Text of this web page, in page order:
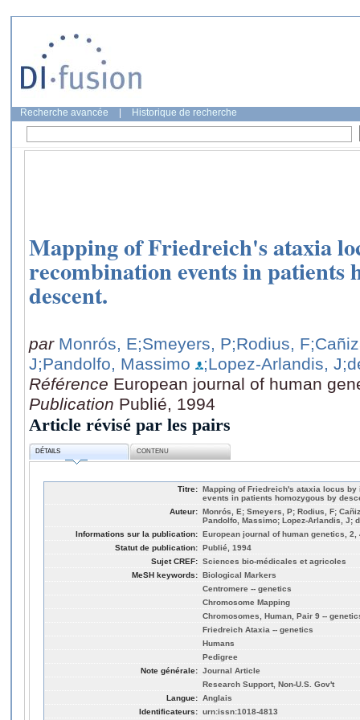
Recherche avancée Historique de recherche
Mapping of Friedreich's ataxia
recombination events in patients
descent.
par Monrós, E;Smeyers, P;Rodius, F
J;Pandolfo, Massimo ;Lopez-Arlandis, J
Référence European journal of human
Publication Publié, 1994
Article révisé par les pairs
DÉTAILS CONTENU
Titre: Mapping of Friedreich's ataxia locus
events in patients homozygous by
Auteur: Monrós, E; Smeyers, P; Rodius, F;
Pandolfo, Massimo; Lopez-Arlandis, J;
Informations sur la publication: European journal of human genetics, 2,
Statut de publication: Publié, 1994
Sujet CREF: Sciences bio-médicales et agricoles
MeSH keywords: Biological Markers
Centromere -- genetics
Chromosome Mapping
Chromosomes, Human, Pair 9 --
Friedreich Ataxia -- genetics
Humans
Pedigree
Note générale: Journal Article
Research Support, Non-U.S. Gov't
Langue: Anglais
Identificateurs: urn:issn:1018-4813